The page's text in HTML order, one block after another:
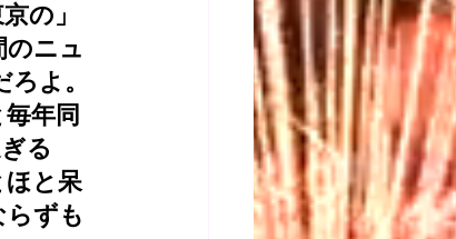
の」
ニュ
よ。
年同
る
ほと呆
ずも